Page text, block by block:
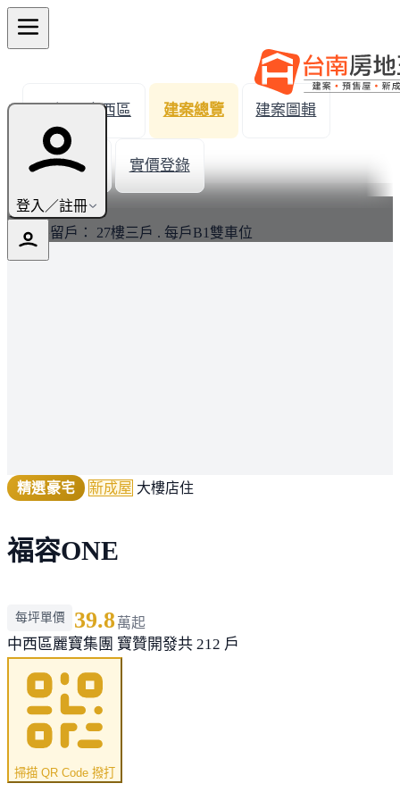
登入／註冊
← 返回中西區 建案總覽 建案圖輯
生活機能 實價登錄
最新
精華保留戶： 27樓三戶 . 每戶B1雙車位
精選豪宅 新成屋 大樓店住
福容ONE
每坪單價 39.8萬起
中西區麗寶集團 寶贊開發共 212 戶
掃描 QR Code 撥打